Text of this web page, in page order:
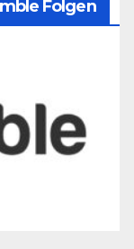
Folgen